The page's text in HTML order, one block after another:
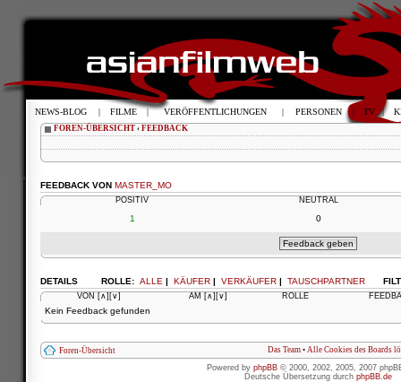
FOREN-ÜBERSICHT ‹ FEEDBACK
FEEDBACK VON MASTER_MO
POSITIV NEUTRAL
1 0
ROLLE: ALLE | KÄUFER | VERKÄUFER | TAUSCHPARTNER
DETAILS
VON [∧] [∨] AM [∧] [∨] ROLLE
Kein Feedback gefunden
Foren-Übersicht Das Team • Alle Cookies des Boards
Powered by phpBB © 2000, 2002, 2005, 2007
Deutsche Übersetzung durch phpBB.de
NEWS-BLOG | FILME | VERÖFFENTLICHUNGEN | PERSONEN | TV |